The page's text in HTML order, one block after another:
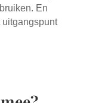
En